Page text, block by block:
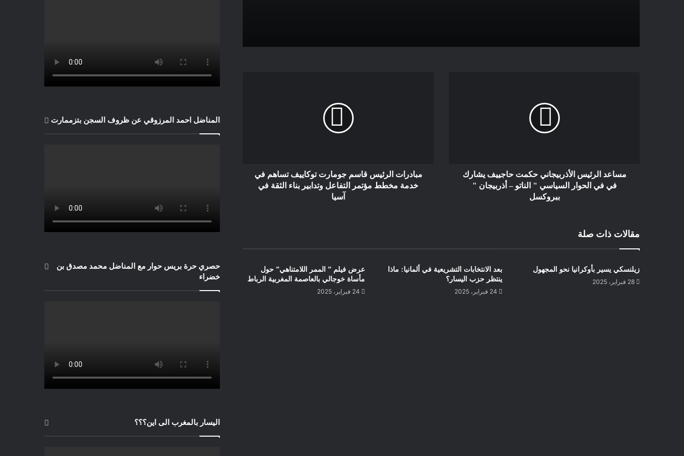
إيران تقترب من الاعتراف بإسرائيل:
وأطروحات متنوعة بشأن التحديات التي
يواجهها العالم
لعنة الغرور والتهافت تصيب اليمين في
مساعد الرئيس الأذربيجاني حكمت حاجييف يشارك
في في الحوار السياسي " الناتو – أذربيجان "
ببروكسل
مبادرات الرئيس قاسم جومارت توكاييف تساهم في
خدمة مخطط مؤتمر التفاعل وتدابير بناء الثقة في
آسيا
مقالات ذات صلة
زيلنسكي يسير بأوكرانيا نحو المجهول
28 فبراير، 2025
بعد الانتخابات التشريعية في ألمانيا: ماذا
ينتظر حزب اليسار؟
24 فبراير، 2025
عرض فيلم ” الممر اللامتناهي” حول
مأساة خوجالي بالعاصمة المغربية الرباط
24 فبراير، 2025
المناضل احمد المرزوقي عن ظروف السجن بتزممارت
حصري حرة بريس حوار مع المناضل محمد مصدق بن
خضراء
اليسار بالمغرب الى اين؟؟؟